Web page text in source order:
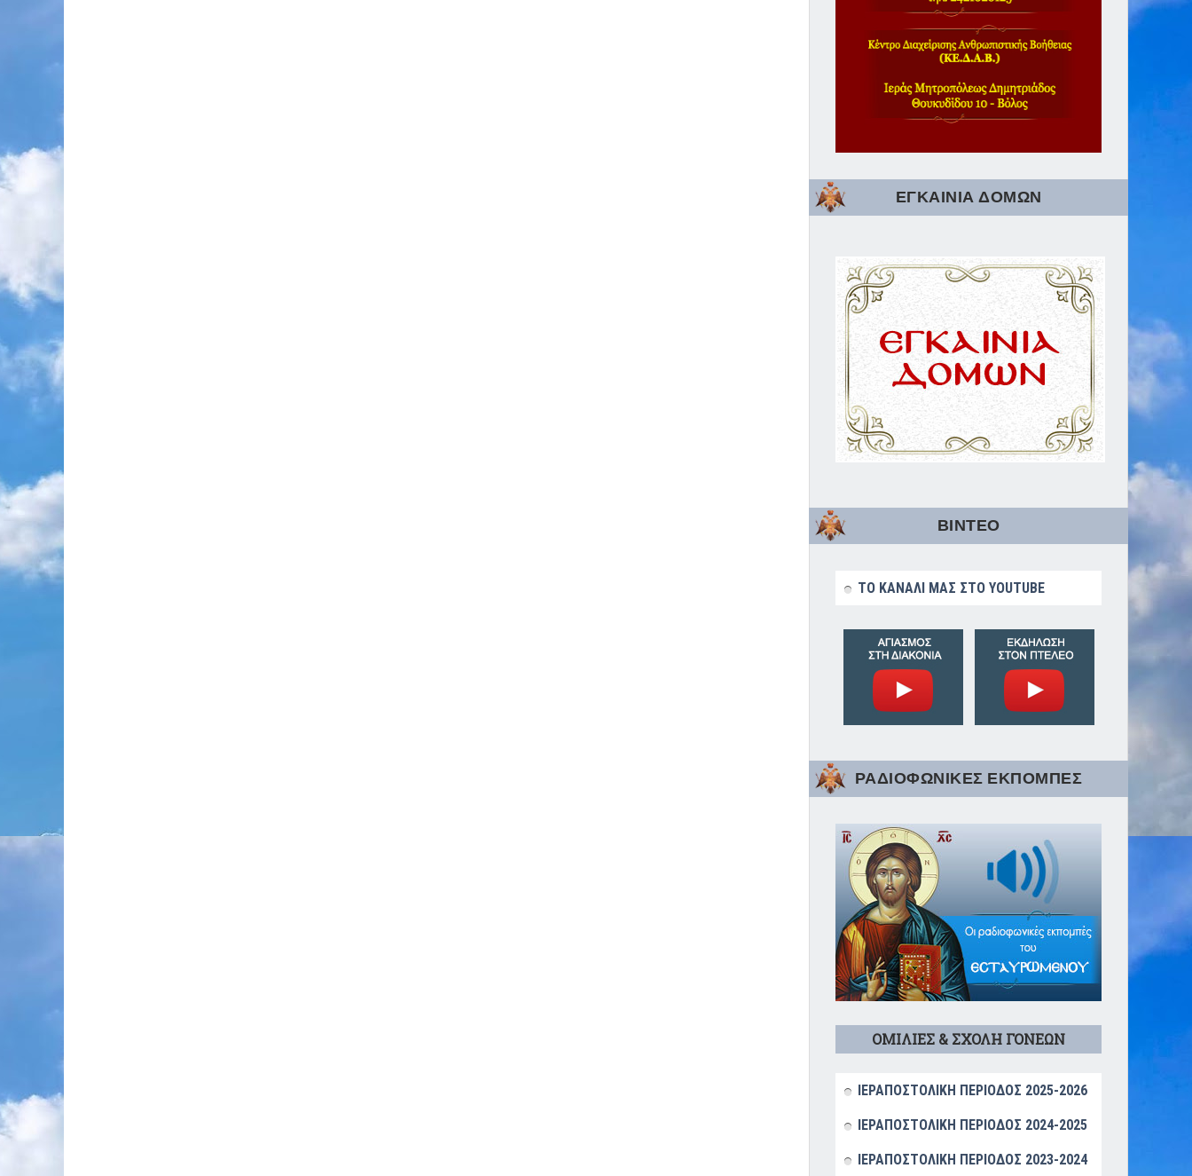
ΕΓΚΑΙΝΙΑ ΔΟΜΩΝ
ΒΙΝΤΕΟ
ΤΟ ΚΑΝΑΛΙ ΜΑΣ ΣΤΟ YOUTUBE
ΡΑΔΙΟΦΩΝΙΚΕΣ ΕΚΠΟΜΠΕΣ
ΟΜΙΛΙΕΣ & ΣΧΟΛΗ ΓΟΝΕΩΝ
ΙΕΡΑΠΟΣΤΟΛΙΚΗ ΠΕΡΙΟΔΟΣ 2025-2026
ΙΕΡΑΠΟΣΤΟΛΙΚΗ ΠΕΡΙΟΔΟΣ 2024-2025
ΙΕΡΑΠΟΣΤΟΛΙΚΗ ΠΕΡΙΟΔΟΣ 2023-2024